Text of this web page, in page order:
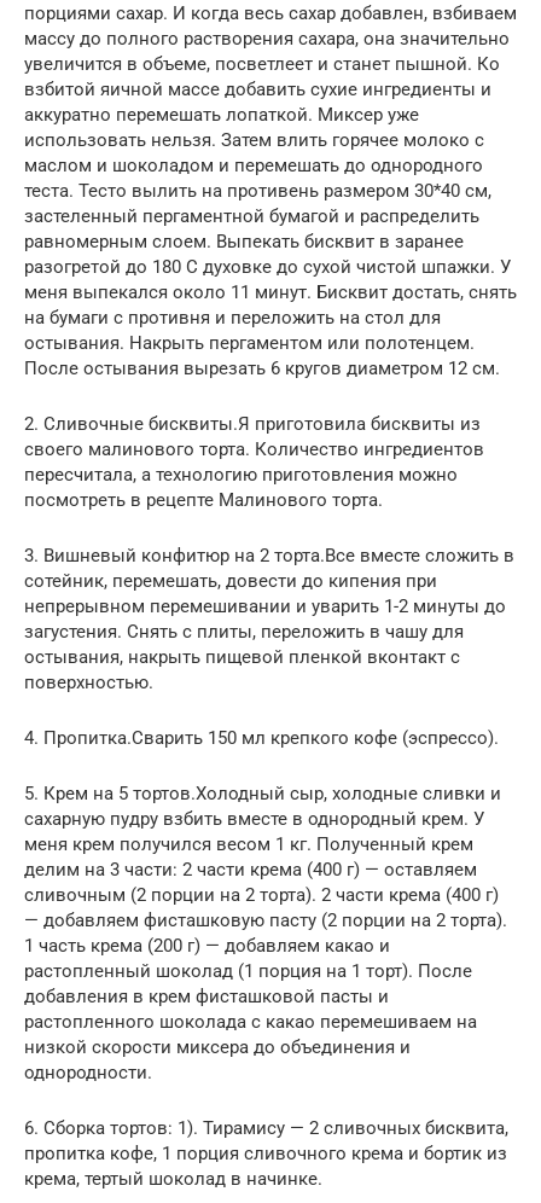
порциями сахар. И когда весь сахар добавлен, взбиваем
массу до полного растворения сахара, она значительно
увеличится в объеме, посветлеет и станет пышной. Ко
взбитой яичной массе добавить сухие ингредиенты и
аккуратно перемешать лопаткой. Миксер уже
использовать нельзя. Затем влить горячее молоко с
маслом и шоколадом и перемешать до однородного
теста. Тесто вылить на противень размером 30*40 см,
застеленный пергаментной бумагой и распределить
равномерным слоем. Выпекать бисквит в заранее
разогретой до 180 С духовке до сухой чистой шпажки. У
меня выпекался около 11 минут. Бисквит достать, снять
на бумаги с противня и переложить на стол для
остывания. Накрыть пергаментом или полотенцем.
После остывания вырезать 6 кругов диаметром 12 см.
2. Сливочные бисквиты.Я приготовила бисквиты из
своего малинового торта. Количество ингредиентов
пересчитала, а технологию приготовления можно
посмотреть в рецепте Малинового торта.
3. Вишневый конфитюр на 2 торта.Все вместе сложить в
сотейник, перемешать, довести до кипения при
непрерывном перемешивании и уварить 1-2 минуты до
загустения. Снять с плиты, переложить в чашу для
остывания, накрыть пищевой пленкой вконтакт с
поверхностью.
4. Пропитка.Сварить 150 мл крепкого кофе (эспрессо).
5. Крем на 5 тортов.Холодный сыр, холодные сливки и
сахарную пудру взбить вместе в однородный крем. У
меня крем получился весом 1 кг. Полученный крем
делим на 3 части: 2 части крема (400 г) — оставляем
сливочным (2 порции на 2 торта). 2 части крема (400 г)
— добавляем фисташковую пасту (2 порции на 2 торта).
1 часть крема (200 г) — добавляем какао и
растопленный шоколад (1 порция на 1 торт). После
добавления в крем фисташковой пасты и
растопленного шоколада с какао перемешиваем на
низкой скорости миксера до объединения и
однородности.
6. Сборка тортов: 1). Тирамису — 2 сливочных бисквита,
пропитка кофе, 1 порция сливочного крема и бортик из
крема, тертый шоколад в начинке.